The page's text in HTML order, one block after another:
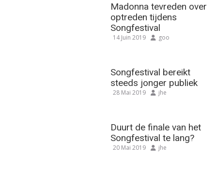
Madonna tevreden over
optreden tijdens
Songfestival
14 Juin 2019 goo
Songfestival bereikt
steeds jonger publiek
28 Mai 2019 jhe
Duurt de finale van het
Songfestival te lang?
20 Mai 2019 jhe